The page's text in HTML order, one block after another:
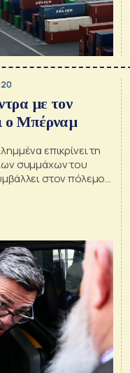
με τον
ο Μπέρναμ
επικρίνει τη
συμμάχων του
στον πόλεμο